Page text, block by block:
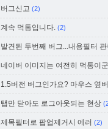
버그신고 (2)
계속 먹통입니다. (2)
발견된 두번째 버그...내용필터
네이버 이미지는 여전히 먹통이
1.5버전 버그인가요? 마우스 옆
탭만 닫아도 로그아웃되는 현상
제목필터로 팝업제거시 에러 (2)